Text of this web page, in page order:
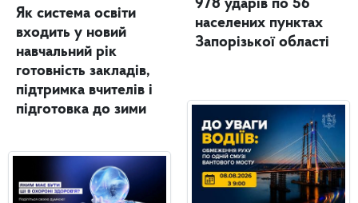
Як система освіти
входить у новий
навчальний рік
готовність закладів,
підтримка вчителів і
підготовка до зими
978 ударів по 56
населених пунктах
Запорізької області